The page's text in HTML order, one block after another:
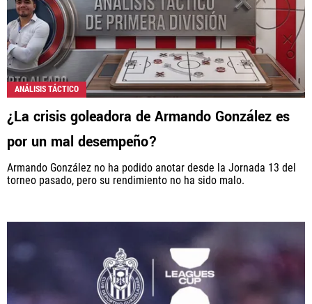
ANÁLISIS TÁCTICO
¿La crisis goleadora de Armando González es
por un mal desempeño?
Armando González no ha podido anotar desde la Jornada 13 del
torneo pasado, pero su rendimiento no ha sido malo.